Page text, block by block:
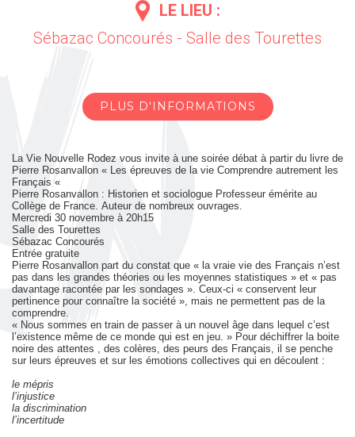
LE LIEU :
Sébazac Concourés - Salle des Tourettes
PLUS D'INFORMATIONS
La Vie Nouvelle Rodez vous invite à une soirée débat à partir du livre de
Pierre Rosanvallon « Les épreuves de la vie Comprendre autrement les
Français «
Pierre Rosanvallon : Historien et sociologue Professeur émérite au
Collège de France. Auteur de nombreux ouvrages.
Mercredi 30 novembre à 20h15
Salle des Tourettes
Sébazac Concourés
Entrée gratuite
Pierre Rosanvallon part du constat que « la vraie vie des Français n’est
pas dans les grandes théories ou les moyennes statistiques » et « pas
davantage racontée par les sondages ». Ceux-ci « conservent leur
pertinence pour connaître la société », mais ne permettent pas de la
comprendre.
« Nous sommes en train de passer à un nouvel âge dans lequel c’est
l’existence même de ce monde qui est en jeu. » Pour déchiffrer la boite
noire des attentes , des colères, des peurs des Français, il se penche
sur leurs épreuves et sur les émotions collectives qui en découlent :
le mépris
l’injustice
la discrimination
l’incertitude